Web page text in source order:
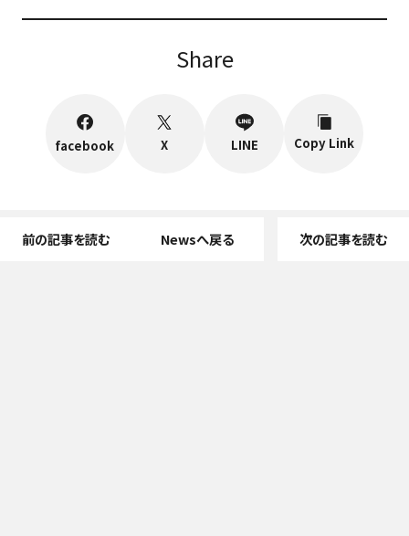
Share
facebook X LINE Copy Link
前の記事を読む Newsへ戻る 次の記事を読む